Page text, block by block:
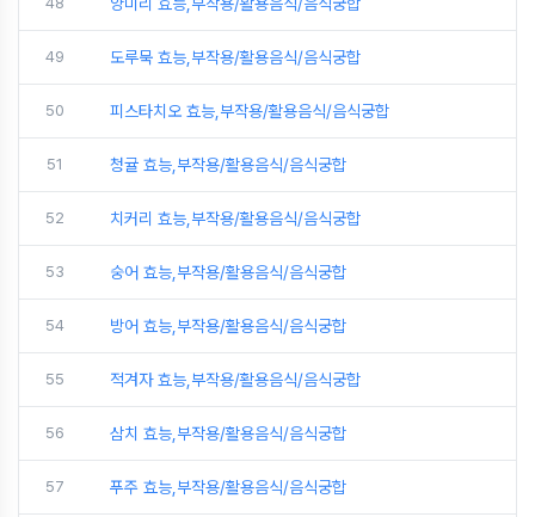
49 도루묵 효능,부작용/활용음식/음식궁합
50 피스타치오 효능,부작용/활용음식/음식궁합
51 청귤 효능,부작용/활용음식/음식궁합
52 치커리 효능,부작용/활용음식/음식궁합
53 숭어 효능,부작용/활용음식/음식궁합
54 방어 효능,부작용/활용음식/음식궁합
55 적겨자 효능,부작용/활용음식/음식궁합
56 삼치 효능,부작용/활용음식/음식궁합
57 푸주 효능,부작용/활용음식/음식궁합